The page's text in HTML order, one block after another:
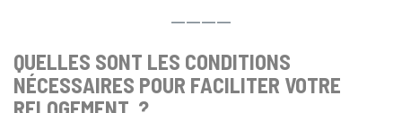
————
QUELLES SONT LES CONDITIONS
NÉCESSAIRES POUR FACILITER VOTRE